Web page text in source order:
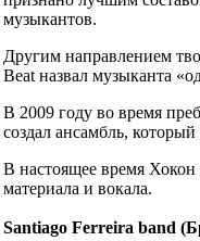
музыкантов.
Другим направлением
Вeat назвал музыканта
В 2009 году во время
создал ансамбль,
В настоящее время Хокон
материала и вокала.
Santiago Ferreira band